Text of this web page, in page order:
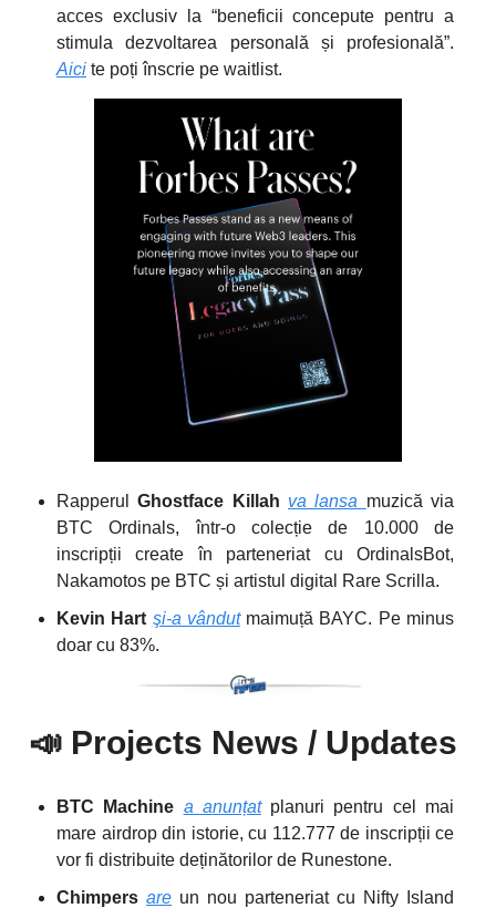
acces exclusiv la “beneficii concepute pentru a
stimula dezvoltarea personală și profesională”.
Aici te poți înscrie pe waitlist.
RapperulGhostface Killah va lansa muzică via
BTC Ordinals, într-o colecție de 10.000 de
inscripții create în parteneriat cu OrdinalsBot,
Nakamotos pe BTC și artistul digital Rare Scrilla.
Kevin Hart şi-a vândutmaimuță BAYC. Pe minus
doar cu 83%.
📣 Projects News / Updates
BTC Machine a anunțatplanuri pentru cel mai
mare airdrop din istorie, cu 112.777 de inscripții ce
vor fi distribuite deținătorilor de Runestone.
Chimpers are un nou parteneriat cu Nifty Island